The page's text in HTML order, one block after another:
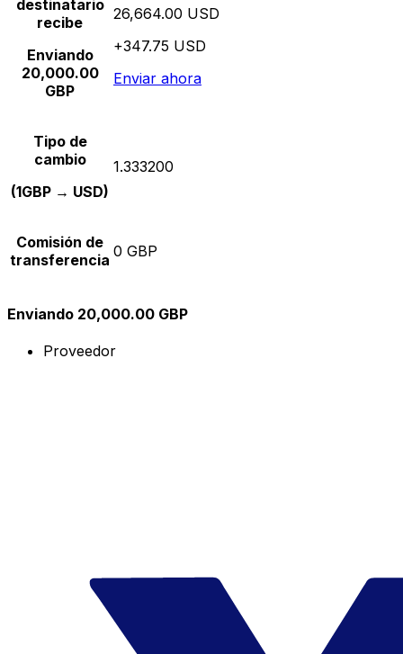
destinatario
recibe
Enviando
20,000.00
GBP
26,664.00 USD
+347.75 USD
Enviar ahora
Tipo de
cambio
(1GBP → USD)
1.333200
Comisión de
transferencia 0 GBP
Enviando 20,000.00 GBP
Proveedor